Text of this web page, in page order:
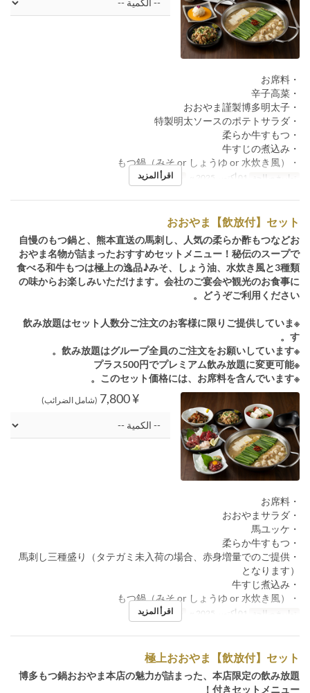
・お席料
・辛子高菜
・おおやま謹製博多明太子
・特製明太ソースのポテトサラダ
・柔らか牛すもつ
・牛すじの煮込み
・もつ鍋（みそ or しょうゆ or 水炊き風）
تواريخ صالحة حد الطلب 2 ~
اقرأ المزيد
おおやま【飲放付】セット
自慢のもつ鍋と、熊本直送の馬刺し、人気の柔らか酢もつなどお
おやま名物が詰まったおすすめセットメニュー！秘伝のスープで
食べる和牛もつは極上の逸品♪みそ、しょう油、水炊き風と3種類
の味からお楽しみいただけます。会社のご宴会や観光のお食事に
どうぞご利用ください。
※飲み放題はセット人数分ご注文のお客様に限りご提供していま
す。
※飲み放題はグループ全員のご注文をお願いしています。
※プラス500円でプレミアム飲み放題に変更可能
※このセット価格には、お席料を含んでいます。
¥ 7,800 (شامل الضرائب)
・お席料
・おおやまサラダ
・馬ユッケ
・柔らか牛すもつ
・馬刺し三種盛り（タテガミ未入荷の場合、赤身増量でのご提供
となります）
・牛すじ煮込み
・もつ鍋（みそ or しょうゆ or 水炊き風）
تواريخ صالحة حد الطلب 2 ~
اقرأ المزيد
極上おおやま【飲放付】セット
博多もつ鍋おおやま本店の魅力が詰まった、本店限定の飲み放題
付きセットメニュー！